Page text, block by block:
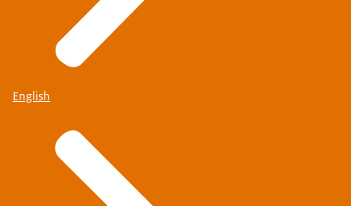
English